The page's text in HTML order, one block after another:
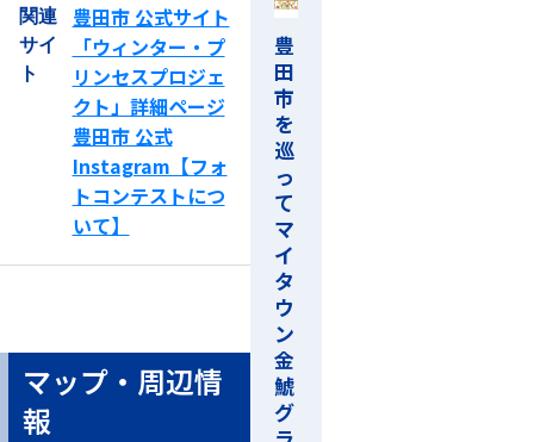
関連
サイ
ト
豊田市 公式サイト
「ウィンター・プ
リンセスプロジェ
クト」詳細ページ
豊田市 公式
Instagram【フォ
トコンテストにつ
いて】
マップ・周辺情
報
豊
田
市
を
巡
っ
て
マ
イ
タ
ウ
ン
金
鯱
グ